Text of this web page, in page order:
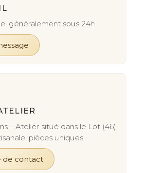
généralement sous 24h.
– Atelier situé dans le Lot (46).
pièces uniques.
de contact